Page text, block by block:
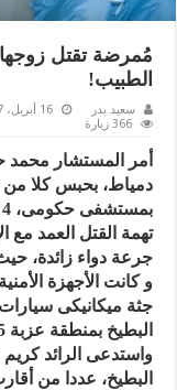
مُمرضة تقتل
الطبيب!
سعيد بدر 16 أبريل، 2017
366 زيارة
أمر المستشار محمد
دمياط، بحبس كلا
تهمة القتل العمد مع
جرعة دواء زائدة،
و كانت الأجهزة
جثة ميكانيكى
البطيخ بمنطقة عزبة 5.
واستدعى الرائد
البطيخ، عددا من